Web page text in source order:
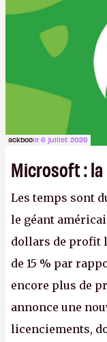
ackboole 6 juillet 2026
Microsoft :
Les temps sont
le géant
dollars de profit
de 15 % par
encore plus de
annonce une
licenciements,